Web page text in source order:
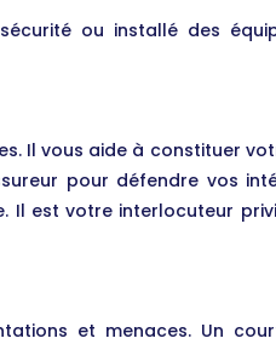
ou installé des
Il vous aide à constituer
pour défendre vos
Il est votre interlocuteur
et menaces. Un